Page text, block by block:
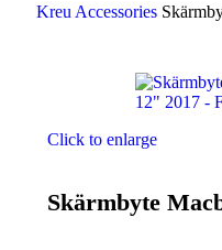
Kreu Accessories
Click to enlarge
Skärmbyte